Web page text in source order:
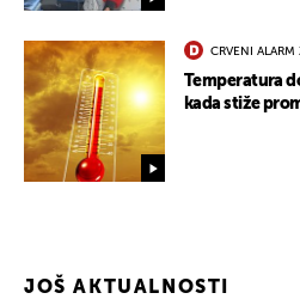
CRVENI ALARM
Temperatura
kada stiže
JOŠ AKTUALNOSTI